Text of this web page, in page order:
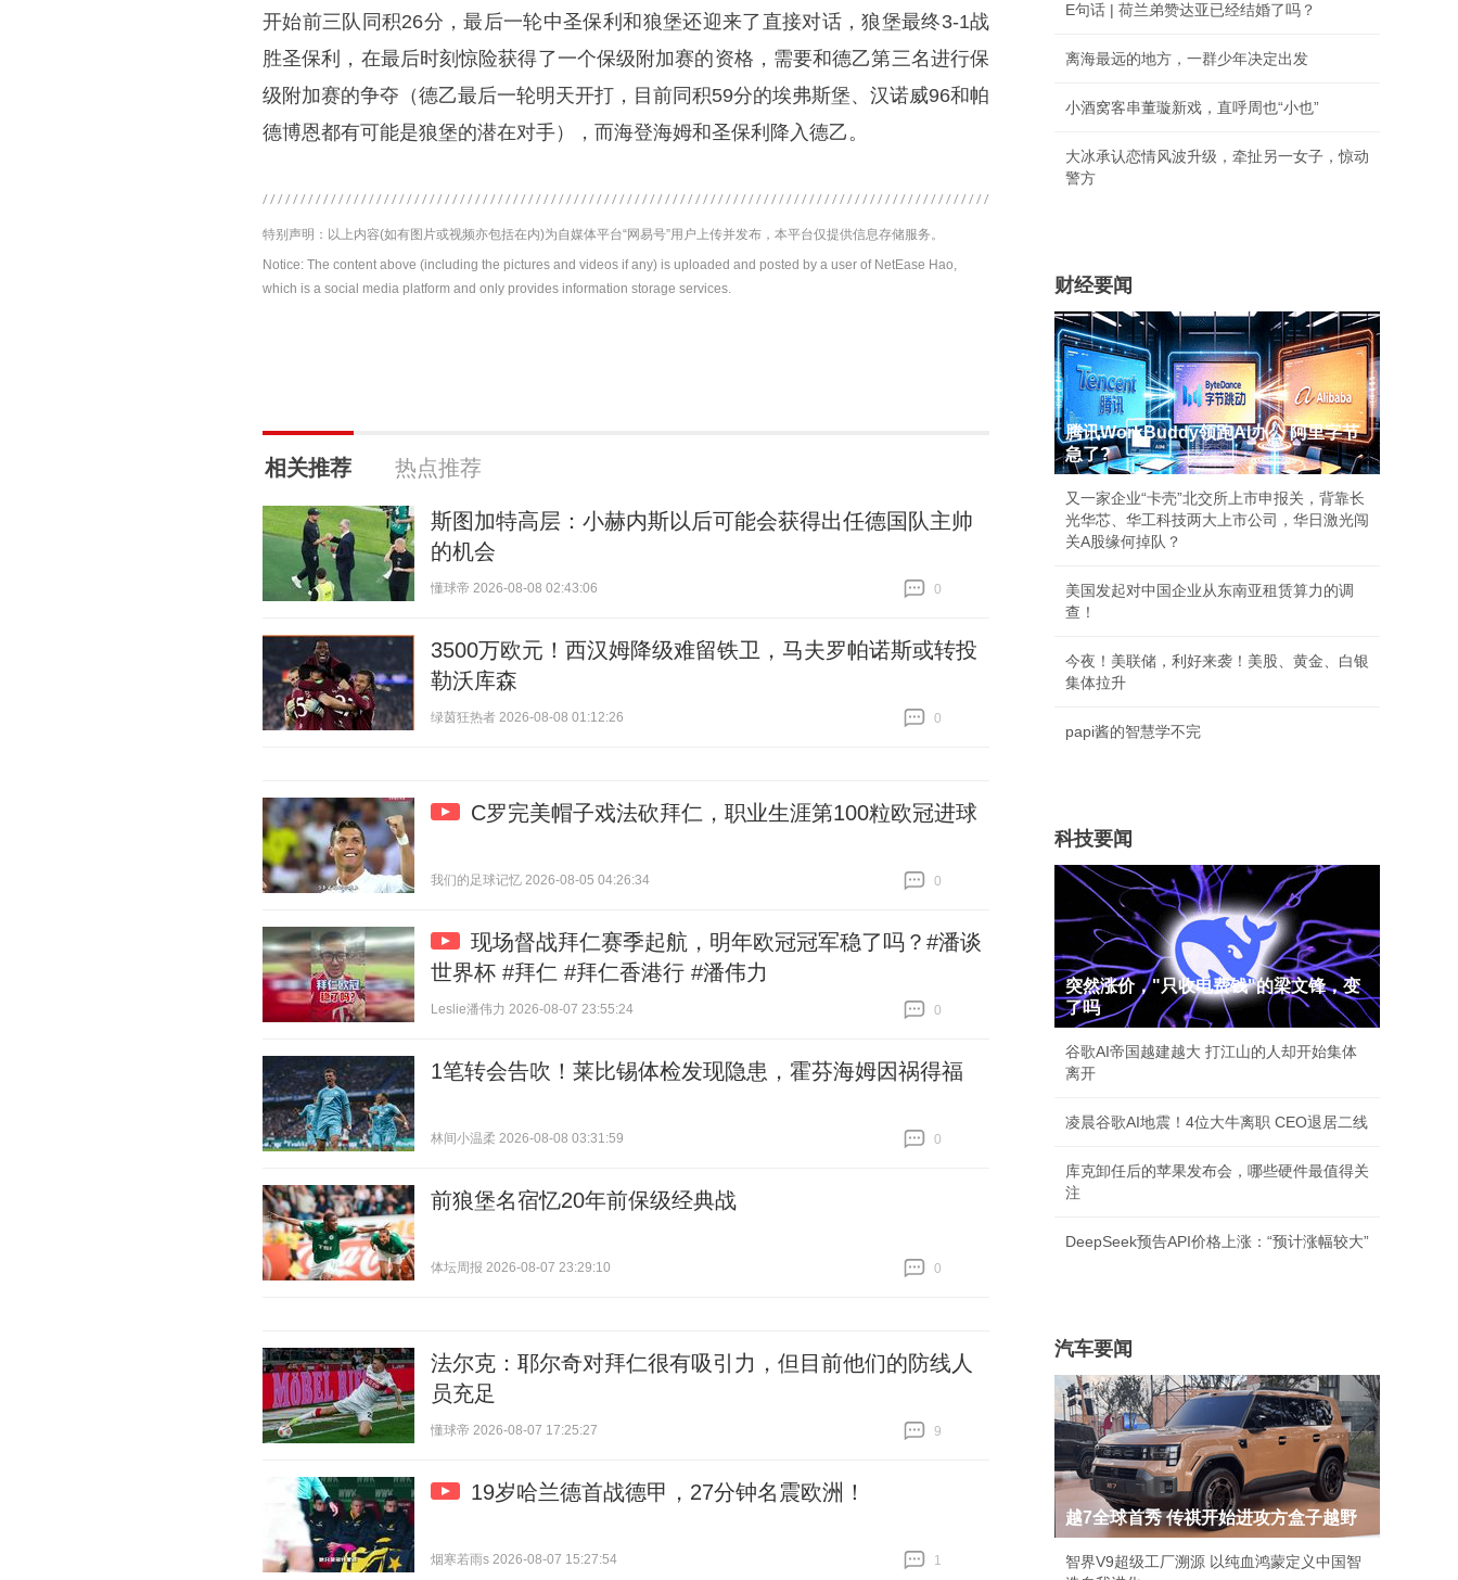
开始前三队同积26分，最后一轮中圣保利和狼堡还迎来了直接对话，狼堡最终3-1战
胜圣保利，在最后时刻惊险获得了一个保级附加赛的资格，需要和德乙第三名进行保
级附加赛的争夺（德乙最后一轮明天开打，目前同积59分的埃弗斯堡、汉诺威96和帕
德博恩都有可能是狼堡的潜在对手），而海登海姆和圣保利降入德乙。
特别声明：以上内容(如有图片或视频亦包括在内)为自媒体平台“网易号”用户上传并发布，本平台仅提供信息存储服务。
Notice: The content above (including the pictures and videos if any) is uploaded and posted by a user of NetEase Hao,
which is a social media platform and only provides information storage services.
相关推荐 热点推荐
斯图加特高层：小赫内斯以后可能会获得出任德国队主帅
的机会
懂球帝 2026-08-08 02:43:06
0
3500万欧元！西汉姆降级难留铁卫，马夫罗帕诺斯或转投
勒沃库森
绿茵狂热者 2026-08-08 01:12:26
0
C罗完美帽子戏法砍拜仁，职业生涯第100粒欧冠进球
我们的足球记忆 2026-08-05 04:26:34
0
现场督战拜仁赛季起航，明年欧冠冠军稳了吗？#潘谈
世界杯 #拜仁 #拜仁香港行 #潘伟力
Leslie潘伟力 2026-08-07 23:55:24
0
1笔转会告吹！莱比锡体检发现隐患，霍芬海姆因祸得福
林间小温柔 2026-08-08 03:31:59
0
前狼堡名宿忆20年前保级经典战
体坛周报 2026-08-07 23:29:10
0
法尔克：耶尔奇对拜仁很有吸引力，但目前他们的防线人
员充足
懂球帝 2026-08-07 17:25:27
9
19岁哈兰德首战德甲，27分钟名震欧洲！
烟寒若雨s 2026-08-07 15:27:54
1
E句话 | 荷兰弟赞达亚已经结婚了吗？
离海最远的地方，一群少年决定出发
小酒窝客串董璇新戏，直呼周也“小也”
大冰承认恋情风波升级，牵扯另一女子，惊动
警方
财经要闻
腾讯WorkBuddy领跑AI办公 阿里字节
急了?
又一家企业“卡壳”北交所上市申报关，背靠长
光华芯、华工科技两大上市公司，华日激光闯
关A股缘何掉队？
美国发起对中国企业从东南亚租赁算力的调
查！
今夜！美联储，利好来袭！美股、黄金、白银
集体拉升
papi酱的智慧学不完
科技要闻
突然涨价，"只收电费钱"的梁文锋，变
了吗
谷歌AI帝国越建越大 打江山的人却开始集体
离开
凌晨谷歌AI地震！4位大牛离职 CEO退居二线
库克卸任后的苹果发布会，哪些硬件最值得关
注
DeepSeek预告API价格上涨：“预计涨幅较大”
汽车要闻
越7全球首秀 传祺开始进攻方盒子越野
智界V9超级工厂溯源 以纯血鸿蒙定义中国智